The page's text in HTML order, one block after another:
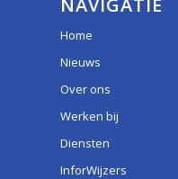
NAVIGATIE
Home
Nieuws
Over ons
Werken bij
Diensten
InforWijzers